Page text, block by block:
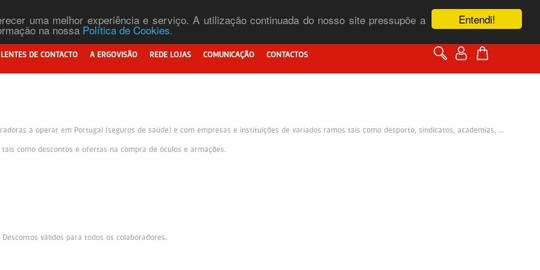
Entendi!
uma melhor experiência e serviço. A utilização continuada do nosso site pressupõe a
na nossa Política de Cookies.
LENTES DE CONTACTO A ERGOVISÃO REDE LOJAS COMUNICAÇÃO CONTACTOS
a operar em Portugal (seguros de saúde) e com empresas e instituições de variados ramos tais como desporto, sindicatos, academias, ...
como descontos e ofertas na compra de óculos e armações.
válidos para todos os colaboradores.